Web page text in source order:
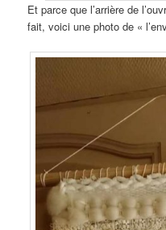
Et parce que l’arrière de
fait, voici une photo de «